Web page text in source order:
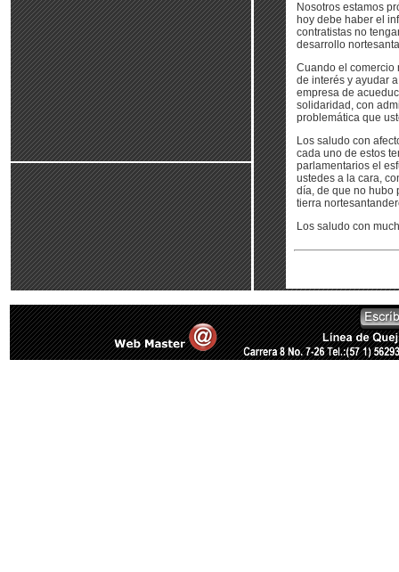
Nosotros estamos
hoy debe haber el
contratistas no
desarrollo
Cuando el comercio
de interés y ayudar
empresa de
solidaridad, con
problemática que
Los saludo con
cada uno de estos
parlamentarios el
ustedes a la cara,
día, de que no hubo
tierra
Los saludo con